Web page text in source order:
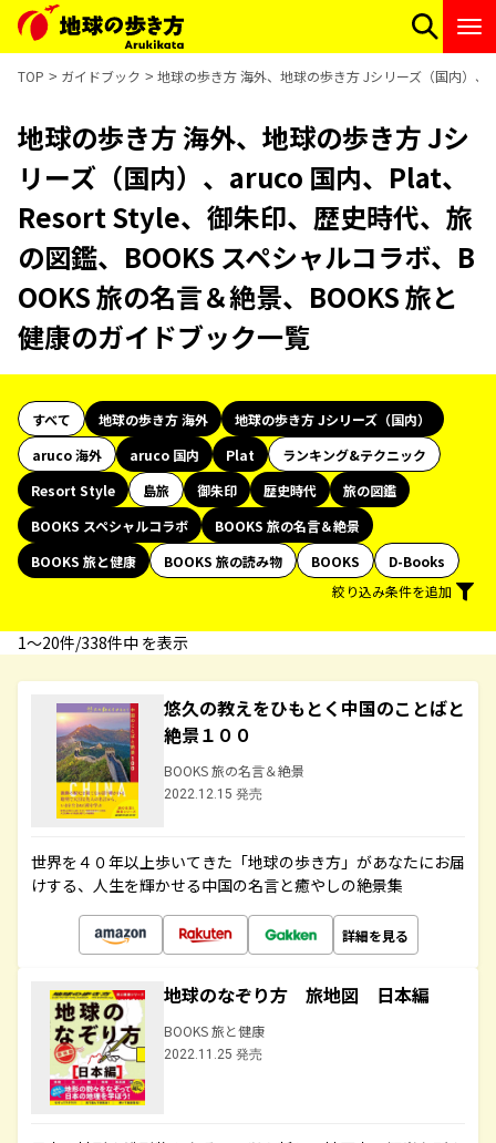
TOP ガイドブック 地球の歩き方 海外、地球の歩き方 Jシリーズ（国内）
地球の歩き方 海外、地球の歩き方 Jシ
リーズ（国内）、aruco 国内、Plat、
Resort Style、御朱印、歴史時代、旅
の図鑑、BOOKS スペシャルコラボ、B
OOKS 旅の名言＆絶景、BOOKS 旅と
健康のガイドブック一覧
すべて 地球の歩き方 海外
地球の歩き方 Jシリーズ（国内）
aruco 海外
aruco 国内 Plat
ランキング&テクニック
Resort Style
島旅 御朱印 歴史時代
旅の図鑑
BOOKS スペシャルコラボ
BOOKS 旅の名言＆絶景
BOOKS 旅と健康
BOOKS 旅の読み物 BOOKS
D-Books
絞り込み条件を追加
1〜20件/338件中 を表示
悠久の教えをひもとく中国のことばと
絶景１００
BOOKS 旅の名言＆絶景
2022.12.15 発売
世界を４０年以上歩いてきた「地球の歩き方」があなたにお届
けする、人生を輝かせる中国の名言と癒やしの絶景集
詳細を見る
地球のなぞり方 旅地図 日本編
BOOKS 旅と健康
2022.11.25 発売